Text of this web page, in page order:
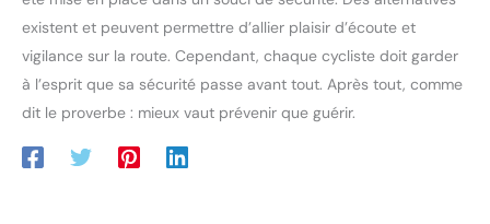
existent et peuvent permettre d’allier plaisir d’écoute et
vigilance sur la route. Cependant, chaque cycliste doit garder
à l’esprit que sa sécurité passe avant tout. Après tout, comme
dit le proverbe : mieux vaut prévenir que guérir.